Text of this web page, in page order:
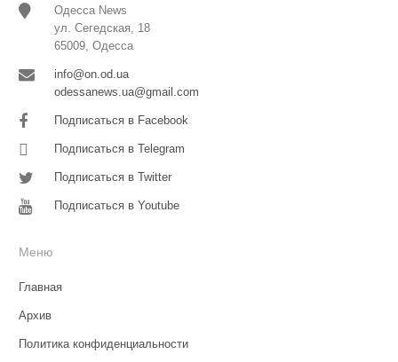
Одесса News
ул. Сегедская, 18
65009, Одесса
info@on.od.ua
odessanews.ua@gmail.com
Подписаться в Facebook
Подписаться в Telegram
Подписаться в Twitter
Подписаться в Youtube
Меню
Главная
Архив
Политика конфиденциальности